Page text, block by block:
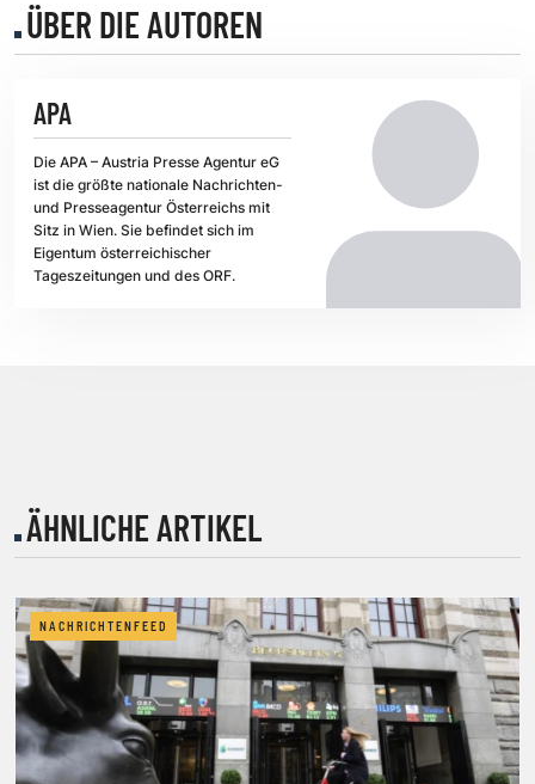
ÜBER DIE AUTOREN
APA
Die APA – Austria Presse Agentur eG
ist die größte nationale Nachrichten-
und Presseagentur Österreichs mit
Sitz in Wien. Sie befindet sich im
Eigentum österreichischer
Tageszeitungen und des ORF.
ÄHNLICHE ARTIKEL
NACHRICHTENFEED